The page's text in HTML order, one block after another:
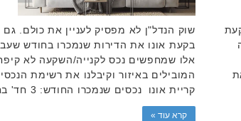
בקעת
שוק הנדל"ן לא מפסיק לעניין את כולם. גם
אלו שמחפשים נכס לקנייה/השקעה לא
המובילים באיזור וקיבלנו את רשימת
קריית אונו נכסים שנמכרו החודש: 3 חד' בחבצלת (שנת …
קרא עוד »